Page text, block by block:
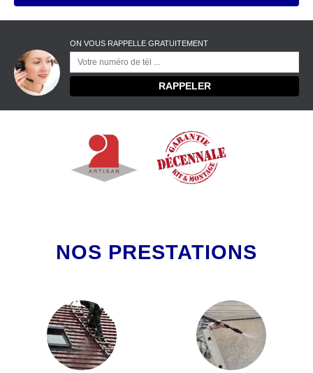
ON VOUS RAPPELLE GRATUITEMENT
NOS PRESTATIONS